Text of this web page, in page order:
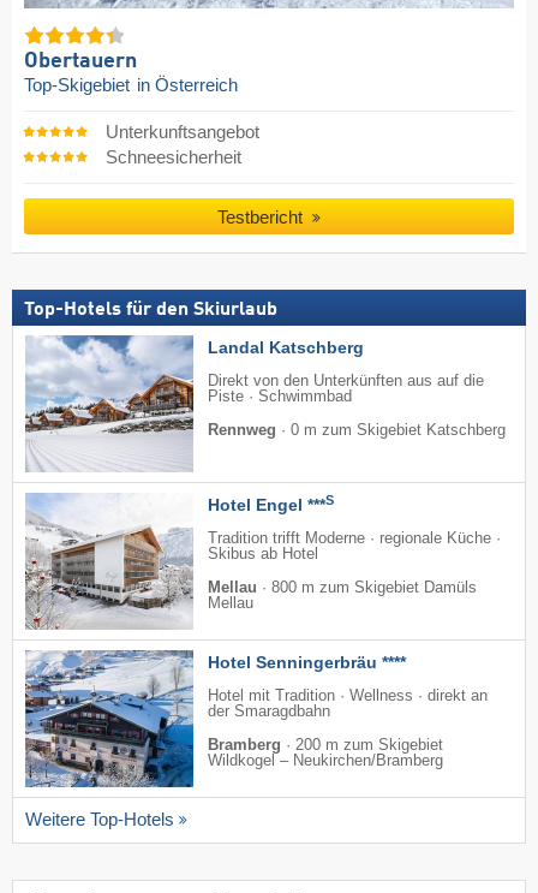
Obertauern
Top-Skigebiet in Österreich
Unterkunftsangebot
Schneesicherheit
Testbericht
Top-Hotels für den Skiurlaub
Landal Katschberg
Direkt von den Unterkünften aus auf die
Piste · Schwimmbad
Rennweg · 0 m zum Skigebiet Katschberg
Hotel Engel ***S
Tradition trifft Moderne · regionale Küche ·
Skibus ab Hotel
Mellau · 800 m zum Skigebiet Damüls
Mellau
Hotel Senningerbräu ****
Hotel mit Tradition · Wellness · direkt an
der Smaragdbahn
Bramberg · 200 m zum Skigebiet
Wildkogel – Neukirchen/​Bramberg
Weitere Top-Hotels